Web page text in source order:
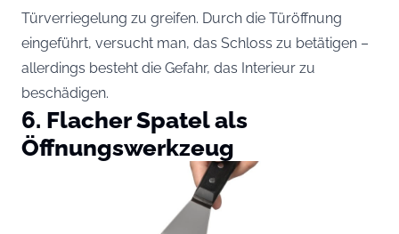
Türverriegelung zu greifen. Durch die Türöffnung
eingeführt, versucht man, das Schloss zu betätigen –
allerdings besteht die Gefahr, das Interieur zu
beschädigen.
6. Flacher Spatel als
Öffnungswerkzeug